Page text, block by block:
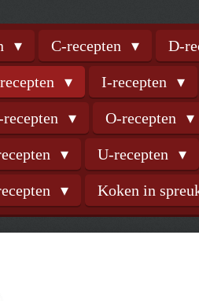
C-recepten D-
I-recepten
O-recepten
U-recepten
Koken in